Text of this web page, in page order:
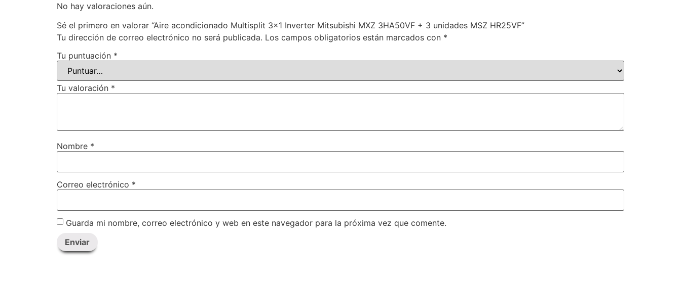
No hay valoraciones aún.
Sé el primero en valorar “Aire acondicionado Multisplit 3×1 Inverter Mitsubishi MXZ 3HA50VF + 3 unidades MSZ HR25VF”
Tu dirección de correo electrónico no será publicada. Los campos obligatorios están marcados con *
Tu puntuación *
Tu valoración *
Nombre *
Correo electrónico *
Guarda mi nombre, correo electrónico y web en este navegador para la próxima vez que comente.